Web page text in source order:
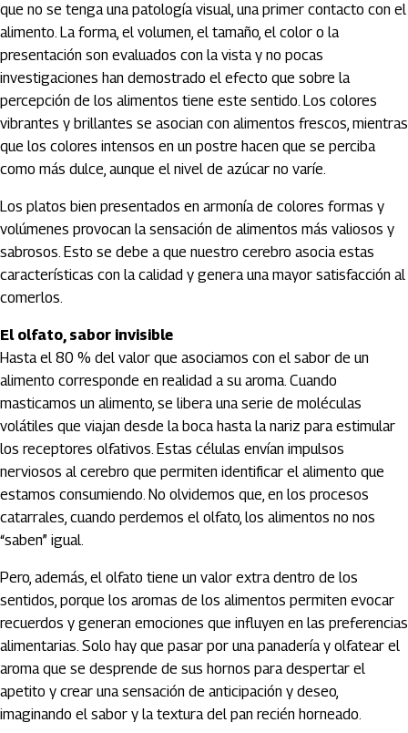
que no se tenga una patología visual, una primer contacto con el
alimento. La forma, el volumen, el tamaño, el color o la
presentación son evaluados con la vista y no pocas
investigaciones han demostrado el efecto que sobre la
percepción de los alimentos tiene este sentido. Los colores
vibrantes y brillantes se asocian con alimentos frescos, mientras
que los colores intensos en un postre hacen que se perciba
como más dulce, aunque el nivel de azúcar no varíe.
Los platos bien presentados en armonía de colores formas y
volúmenes provocan la sensación de alimentos más valiosos y
sabrosos. Esto se debe a que nuestro cerebro asocia estas
características con la calidad y genera una mayor satisfacción al
comerlos.
El olfato, sabor invisible
Hasta el 80 % del valor que asociamos con el sabor de un
alimento corresponde en realidad a su aroma. Cuando
masticamos un alimento, se libera una serie de moléculas
volátiles que viajan desde la boca hasta la nariz para estimular
los receptores olfativos. Estas células envían impulsos
nerviosos al cerebro que permiten identificar el alimento que
estamos consumiendo. No olvidemos que, en los procesos
catarrales, cuando perdemos el olfato, los alimentos no nos
“saben” igual.
Pero, además, el olfato tiene un valor extra dentro de los
sentidos, porque los aromas de los alimentos permiten evocar
recuerdos y generan emociones que influyen en las preferencias
alimentarias. Solo hay que pasar por una panadería y olfatear el
aroma que se desprende de sus hornos para despertar el
apetito y crear una sensación de anticipación y deseo,
imaginando el sabor y la textura del pan recién horneado.